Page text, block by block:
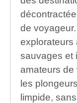
de
explorateurs
sauvages et
amateurs
les
limpide,